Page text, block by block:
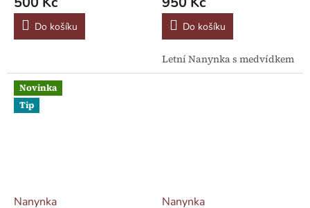
Do košíku Do košíku
Letní Nanynka s medvídkem
Novinka
Tip
Nanynka Nanynka